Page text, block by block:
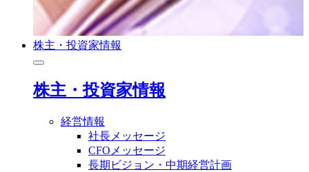
株主・投資家情報
株主・投資家情報
経営情報
社長メッセージ
CFOメッセージ
長期ビジョン・中期経営計画